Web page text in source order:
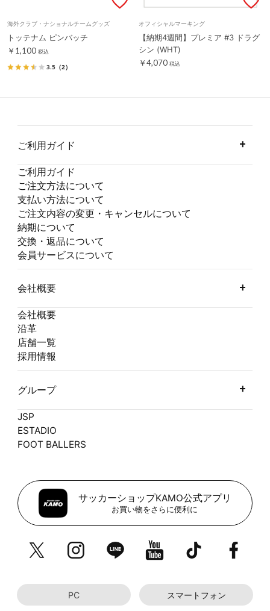
海外クラブ・ナショナルチームグッズ
トッテナム ピンバッチ
￥1,100 税込
3.5 （2）
オフィシャルマーキング
【納期4週間】プレミア #3 ドラグ
シン (WHT)
￥4,070 税込
ご利用ガイド
ご利用ガイド
ご注文方法について
支払い方法について
ご注文内容の変更・キャンセルについて
納期について
交換・返品について
会員サービスについて
会社概要
会社概要
沿革
店舗一覧
採用情報
グループ
JSP
ESTADIO
FOOT BALLERS
サッカーショップKAMO公式アプリ
お買い物をさらに便利に
PC スマートフォン